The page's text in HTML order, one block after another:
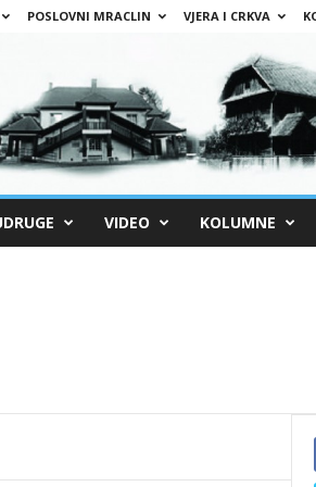
POSLOVNI MRACLIN VJERA I CRKVA
VIDEO KOLUMNE